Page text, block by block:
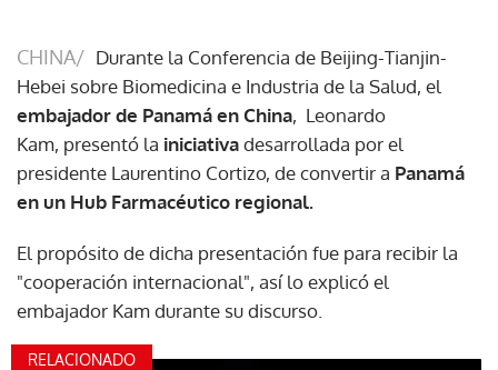
CHINA/ Durante la Conferencia de Beijing-Tianjin-
Hebei sobre Biomedicina e Industria de la Salud, el
embajador de Panamá en China, Leonardo
Kam, presentó la iniciativadesarrollada por el
presidente Laurentino Cortizo, de convertir a Panamá
en un Hub Farmacéutico regional.
El propósito de dicha presentación fue para recibir la
"cooperación internacional", así lo explicó el
embajador Kam durante su discurso.
RELACIONADO